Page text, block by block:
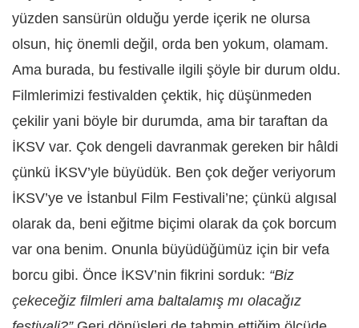
yüzden sansürün olduğu yerde içerik ne olursa
olsun, hiç önemli değil, orda ben yokum, olamam.
Ama burada, bu festivalle ilgili şöyle bir durum oldu.
Filmlerimizi festivalden çektik, hiç düşünmeden
çekilir yani böyle bir durumda, ama bir taraftan da
İKSV var. Çok dengeli davranmak gereken bir hâldi
çünkü İKSV’yle büyüdük. Ben çok değer veriyorum
İKSV’ye ve İstanbul Film Festivali’ne; çünkü algısal
olarak da, beni eğitme biçimi olarak da çok borcum
var ona benim. Onunla büyüdüğümüz için bir vefa
borcu gibi. Önce İKSV’nin fikrini sorduk: “Biz
çekeceğiz filmleri ama baltalamış mı olacağız